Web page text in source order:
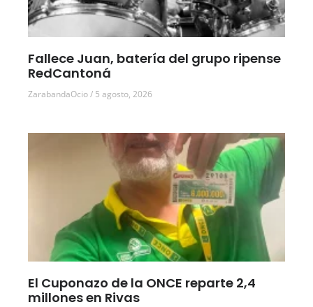
Fallece Juan, batería del grupo ripense
RedCantoná
ZarabandaOcio 5 agosto, 2026
El Cuponazo de la ONCE reparte 2,4
millones en Rivas